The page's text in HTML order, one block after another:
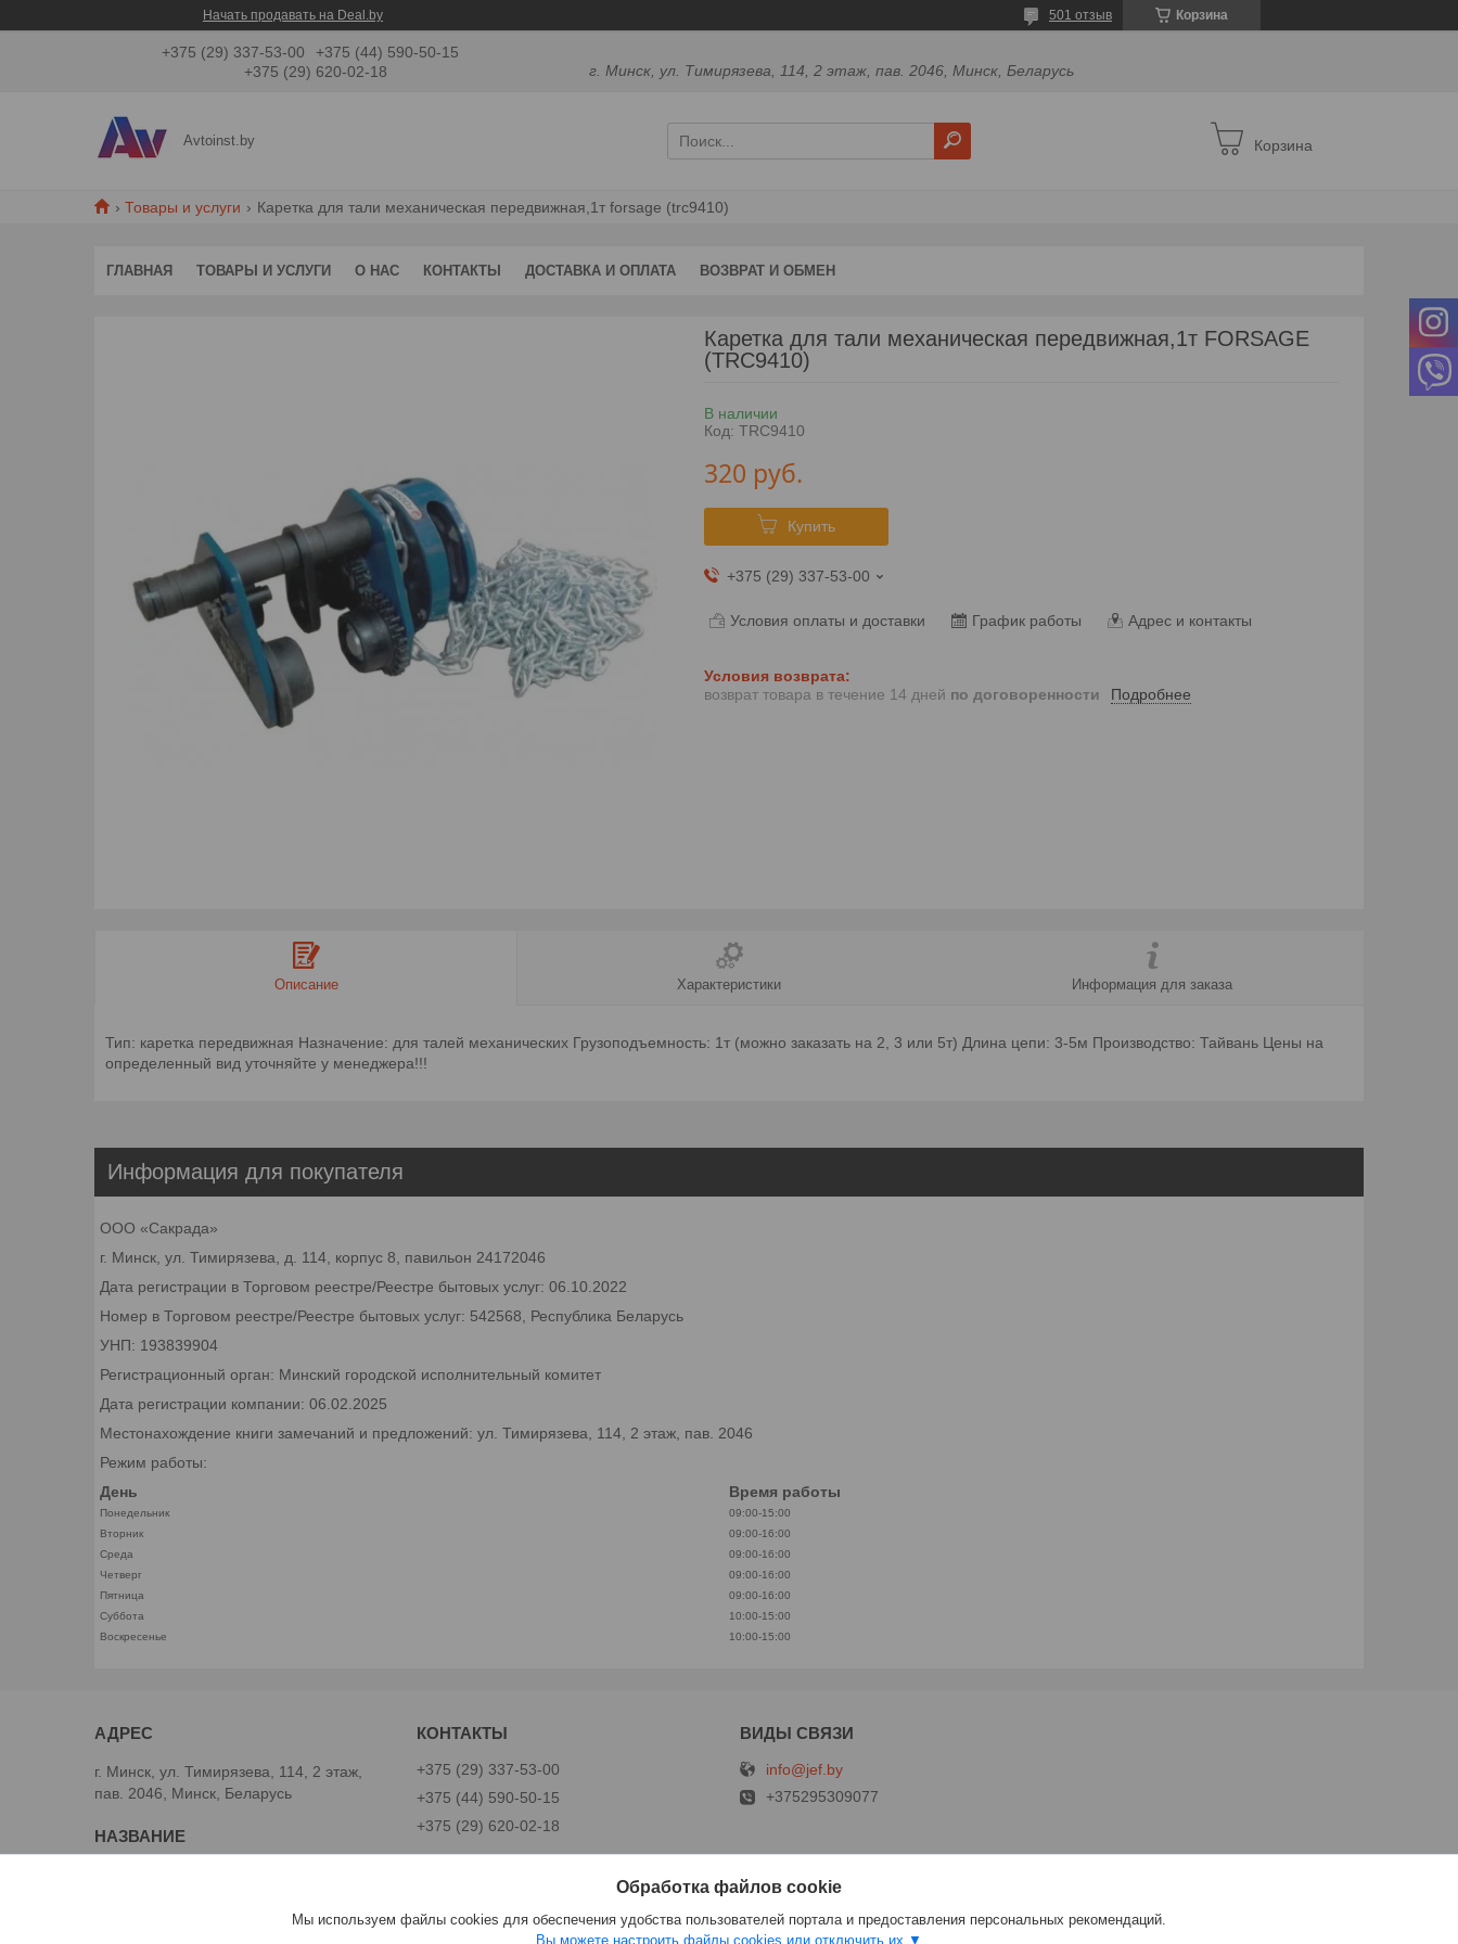
Начать продавать на Deal.by Корзина
501 отзыв
+375 (29) 337-53-00
+375 (44) 590-50-15
+375 (29) 620-02-18
г. Минск, ул. Тимирязева, 114, 2 этаж, пав. 2046, Минск, Беларусь
Avtoinst.by Корзина
Товары и услуги Каретка для тали механическая передвижная,1т forsage (trc9410)
ГЛАВНАЯ ТОВАРЫ И УСЛУГИ О НАС КОНТАКТЫ ДОСТАВКА И ОПЛАТА ВОЗВРАТ И ОБМЕН
Каретка для тали механическая передвижная,1т FORSAGE
(TRC9410)
В наличии
Код: TRC9410
320 руб.
Купить
+375 (29) 337-53-00
Условия оплаты и доставки График работы Адрес и контакты
возврат товара в течение 14 дней по договоренности Подробнее
Описание Характеристики Информация для заказа
Тип: каретка передвижная Назначение: для талей механических Грузоподъемность: 1т (можно заказать на 2, 3 или 5т) Длина цепи: 3-5м Производство: Тайвань Цены на
определенный вид уточняйте у менеджера!!!
Информация для покупателя
ООО «Сакрада»
г. Минск, ул. Тимирязева, д. 114, корпус 8, павильон 24172046
Дата регистрации в Торговом реестре/Реестре бытовых услуг: 06.10.2022
Номер в Торговом реестре/Реестре бытовых услуг: 542568, Республика Беларусь
УНП: 193839904
Регистрационный орган: Минский городской исполнительный комитет
Дата регистрации компании: 06.02.2025
Местонахождение книги замечаний и предложений: ул. Тимирязева, 114, 2 этаж, пав. 2046
Режим работы:
День
Время работы
Понедельник
09:00-15:00
Вторник
09:00-16:00
Среда
09:00-16:00
Четверг
09:00-16:00
Пятница
09:00-16:00
Суббота
10:00-15:00
Воскресенье
10:00-15:00
г. Минск, ул. Тимирязева, 114, 2 этаж,
пав. 2046, Минск, Беларусь
+375 (29) 337-53-00
+375 (44) 590-50-15
+375 (29) 620-02-18
info@jef.by
+375295309077
Обработка файлов cookie
Мы используем файлы cookies для обеспечения удобства пользователей портала и предоставления персональных рекомендаций.
Вы можете настроить файлы cookies или отключить их.